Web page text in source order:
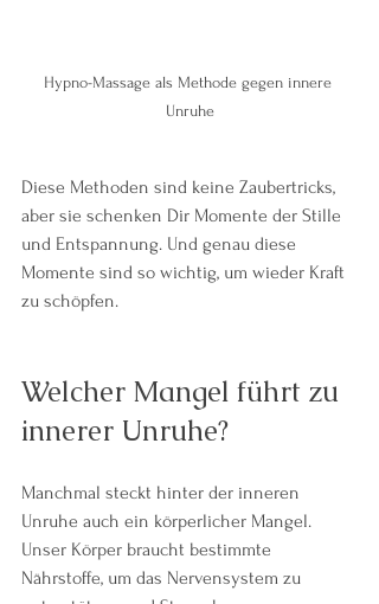
Hypno-Massage als Methode gegen innere
Unruhe
Diese Methoden sind keine Zaubertricks,
aber sie schenken Dir Momente der Stille
und Entspannung. Und genau diese
Momente sind so wichtig, um wieder Kraft
zu schöpfen.
Welcher Mangel führt zu
innerer Unruhe?
Manchmal steckt hinter der inneren
Unruhe auch ein körperlicher Mangel.
Unser Körper braucht bestimmte
Nährstoffe, um das Nervensystem zu